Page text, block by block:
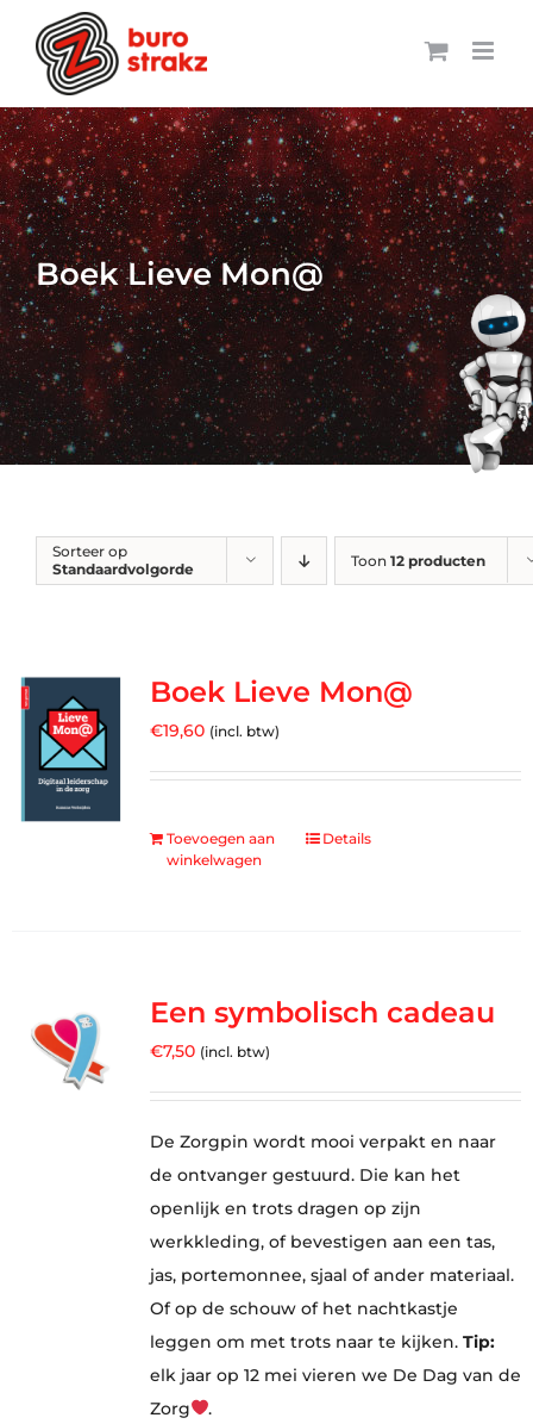
naar
inhoud
Boek Lieve Mon@
Sorteer op
Standaardvolgorde
Toon 12 producten
Boek Lieve Mon@
€19,60 (incl. btw)
Toevoegen aan
winkelwagen
Details
Een symbolisch cadeau
€7,50 (incl. btw)
De Zorgpin wordt mooi verpakt en naar
de ontvanger gestuurd. Die kan het
openlijk en trots dragen op zijn
werkkleding, of bevestigen aan een tas,
jas, portemonnee, sjaal of ander materiaal.
Of op de schouw of het nachtkastje
leggen om met trots naar te kijken. Tip:
elk jaar op 12 mei vieren we De Dag van de
Zorg
.